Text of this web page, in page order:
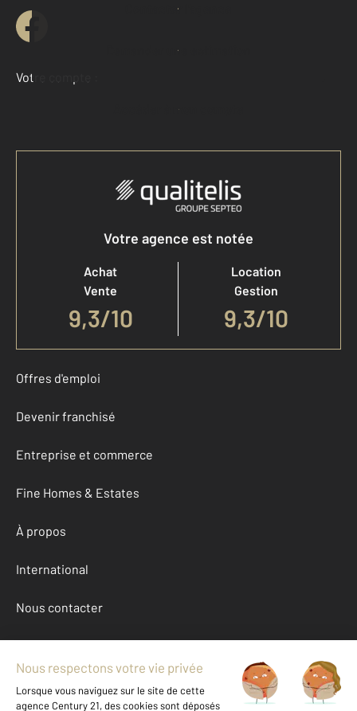
Contacter l'agence
Demander une estimation
Votre compte :
Accéder à mon compte
Votre agence est notée
Achat
Vente
9,3/10
Location
Gestion
9,3/10
Offres d'emploi
Devenir franchisé
Entreprise et commerce
Fine Homes & Estates
À propos
International
Nous contacter
Mentions légales & CGU et Barèmes d'honoraires
Données personnelles